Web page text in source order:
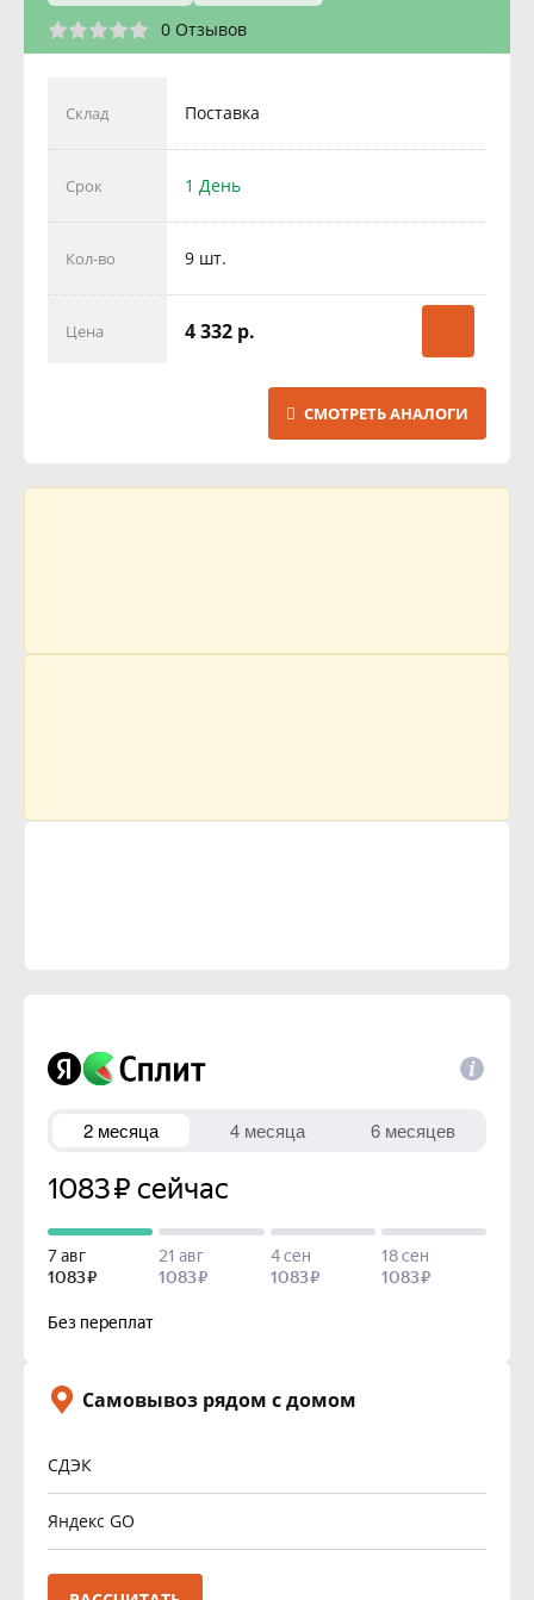
0 Отзывов
Склад Поставка
Срок 1 День
Кол-во 9 шт.
Цена 4 332 р.
СМОТРЕТЬ АНАЛОГИ
Самовывоз рядом с домом
СДЭК
Яндекс GO